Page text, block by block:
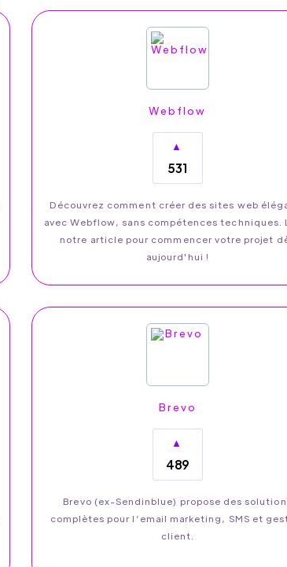
Webflow
▲
531
Découvrez comment créer des sites web
avec Webflow, sans compétences techniques.
notre article pour commencer votre projet
aujourd'hui !
Brevo
▲
489
Brevo (ex-Sendinblue) propose des
complètes pour l’email marketing, SMS et
client.